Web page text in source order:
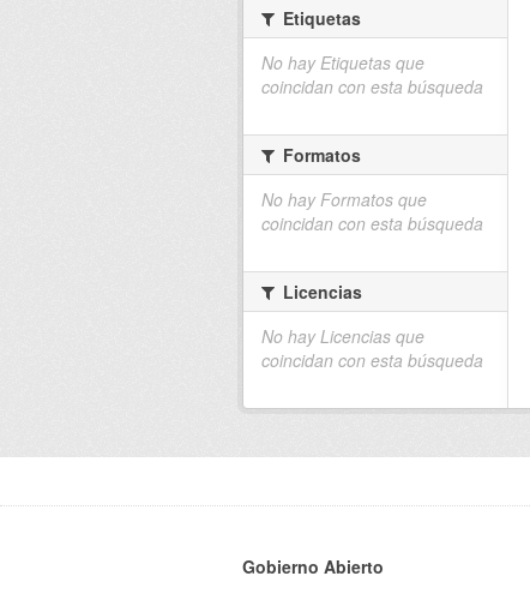
Etiquetas
No hay Etiquetas que
coincidan con esta búsqueda
Formatos
No hay Formatos que
coincidan con esta búsqueda
Licencias
No hay Licencias que
coincidan con esta búsqueda
Gobierno Abierto